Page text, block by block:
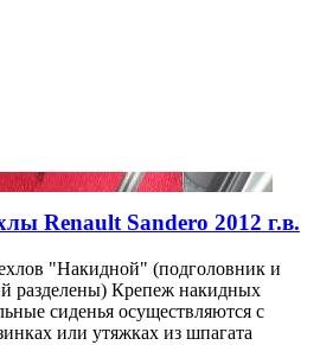
Renault Sandero 2012 г.в.
"Накидной" (подголовник и
разделены) Крепеж накидных
сиденья осуществляются с
или утяжках из шпагата